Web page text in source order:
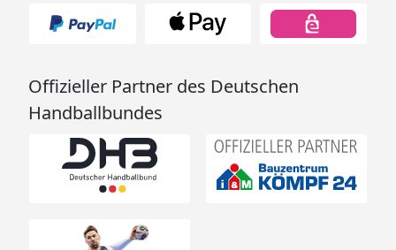
Offizieller Partner des Deutschen
Handballbundes